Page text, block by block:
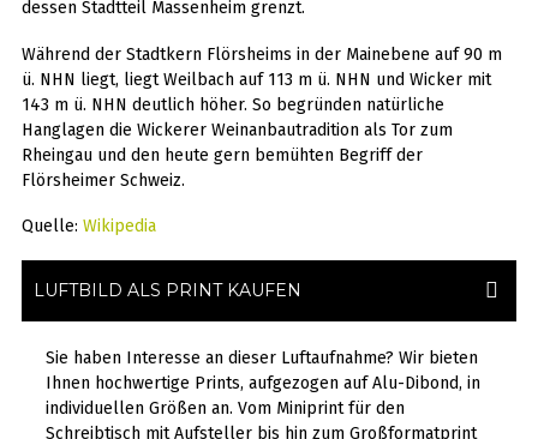
dessen Stadtteil Massenheim grenzt.
Während der Stadtkern Flörsheims in der Mainebene auf 90 m
ü. NHN liegt, liegt Weilbach auf 113 m ü. NHN und Wicker mit
143 m ü. NHN deutlich höher. So begründen natürliche
Hanglagen die Wickerer Weinanbautradition als Tor zum
Rheingau und den heute gern bemühten Begriff der
Flörsheimer Schweiz.
Quelle: Wikipedia
LUFTBILD ALS PRINT KAUFEN
Sie haben Interesse an dieser Luftaufnahme? Wir bieten
Ihnen hochwertige Prints, aufgezogen auf Alu-Dibond, in
individuellen Größen an. Vom Miniprint für den
Schreibtisch mit Aufsteller bis hin zum Großformatprint